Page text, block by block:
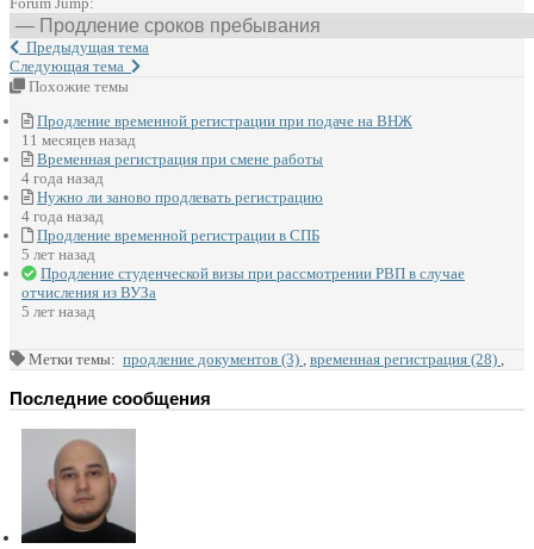
Предыдущая тема
Следующая тема
Похожие темы
Продление временной регистрации при подаче на ВНЖ
11 месяцев назад
Временная регистрация при смене работы
4 года назад
Нужно ли заново продлевать регистрацию
4 года назад
Продление временной регистрации в СПБ
5 лет назад
Продление студенческой визы при рассмотрении РВП в случае
отчисления из ВУЗа
5 лет назад
Метки темы: продление документов (3) , временная регистрация (28) ,
Последние сообщения